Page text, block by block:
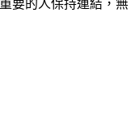
要的人保持連結，無